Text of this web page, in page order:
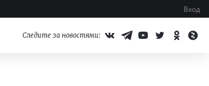
Вход
Следите за новостями: